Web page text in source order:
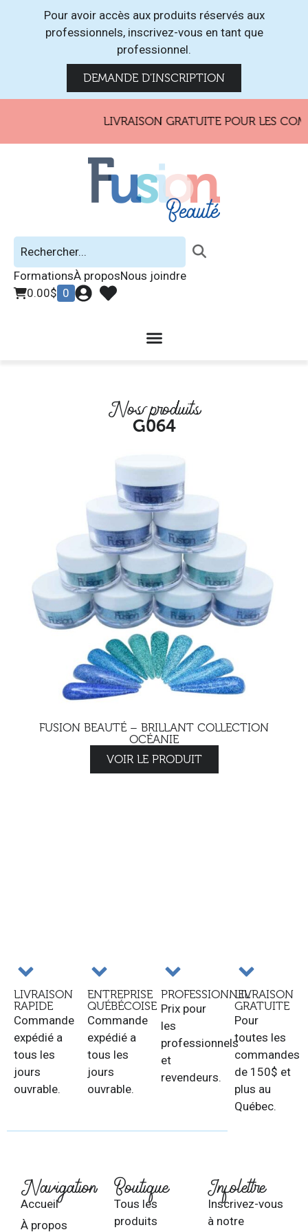
Pour avoir accès aux produits réservés aux
professionnels, inscrivez-vous en tant que
professionnel.
DEMANDE D'INSCRIPTION
LIVRAISON GRATUITE POUR LES
FormationsÀ proposNous joindre
0.00$ 0
Nos produits
G064
FUSION BEAUTÉ – BRILLANT COLLECTION
OCÉANIE
VOIR LE PRODUIT
LIVRAISON
RAPIDE
Commande
expédié a
tous les
jours
ouvrable.
ENTREPRISE
QUÉBÉCOISE
Commande
expédié a
tous les
jours
ouvrable.
PROFESSIONNEL
Prix pour
les
professionnels
et
revendeurs.
LIVRAISON
GRATUITE
Pour
toutes les
commandes
de 150$ et
plus au
Québec.
Navigation
Accueil
À propos
Boutique
Tous les
produits
Infolettre
Inscrivez-vous
à notre